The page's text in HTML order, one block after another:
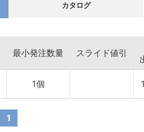
カタログ
最小発注数量 スライド値引
1個
1